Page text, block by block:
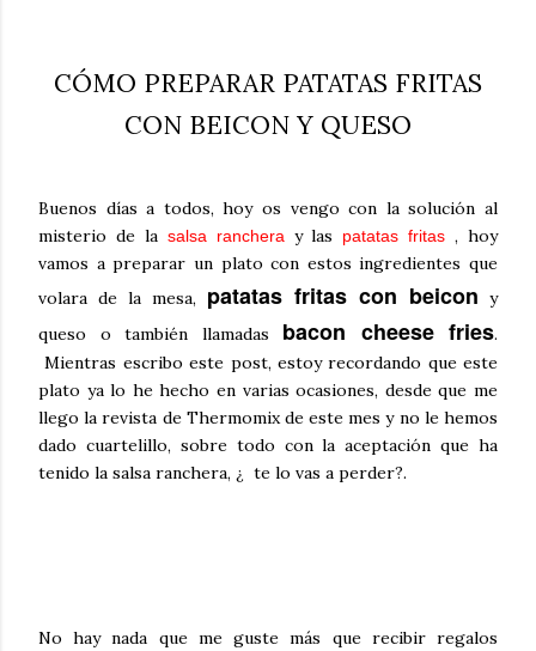
CÓMO PREPARAR PATATAS FRITAS
CON BEICON Y QUESO
Buenos días a todos, hoy os vengo con la solución al
misterio de la salsa rancheray las patatas fritas , hoy
vamos a preparar un plato con estos ingredientes que
volara de la mesa, patatas fritas con beicon y
queso o también llamadas bacon cheese fries.
Mientras escribo este post, estoy recordando que este
plato ya lo he hecho en varias ocasiones, desde que me
llego la revista de Thermomix de este mes y no le hemos
dado cuartelillo, sobre todo con la aceptación que ha
tenido la salsa ranchera, ¿ te lo vas a perder?.
No hay nada que me guste más que recibir regalos